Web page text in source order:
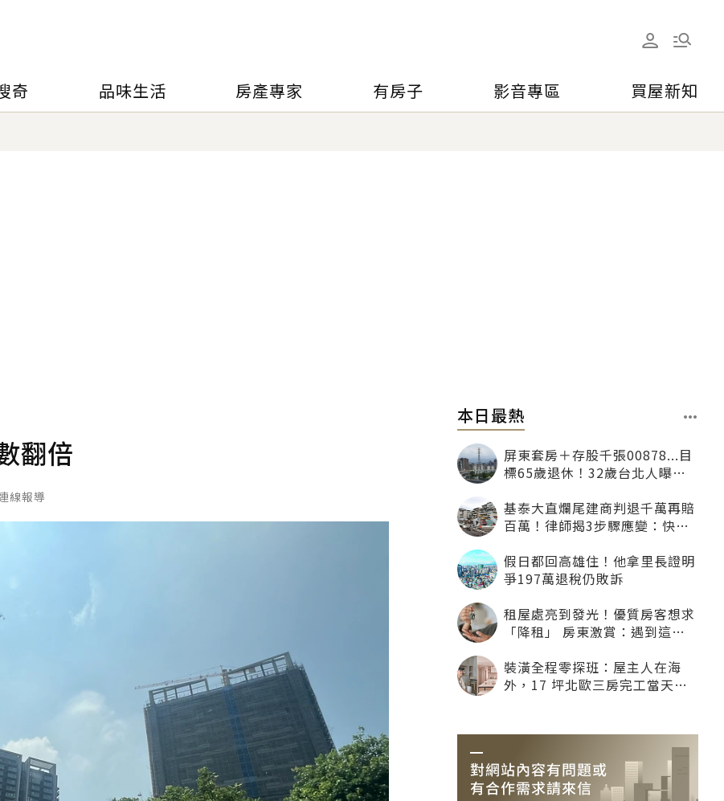
奇 品味生活 房產專家 有房子 影音專區 買屋新知
翻倍
線報導
本日最熱
屏東套房＋存股千張00878...目
標65歲退休！32歲台北人曝：
基泰大直爛尾建商判退千萬再賠
百萬！律師揭3步驟應變：快通
假日都回高雄住！他拿里長證明
爭197萬退稅仍敗訴
租屋處亮到發光！優質房客想求
「降租」 房東激賞：遇到這種
裝潢全程零探班：屋主人在海
外，17 坪北歐三房完工當天才